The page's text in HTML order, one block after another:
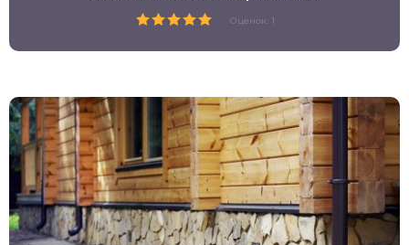
Оценок: 1